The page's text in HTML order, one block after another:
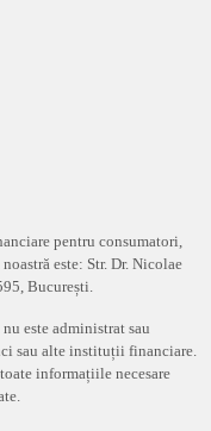
pentru consumatori,
este: Str. Dr. Nicolae
București.
este administrat sau
sau alte instituții financiare.
informațiile necesare